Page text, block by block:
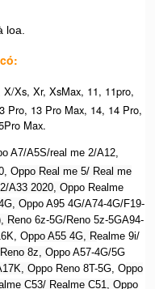
loa.
Xs, Xr, XsMax, 11, 11pro,
Pro, 13 Pro Max, 14, 14 Pro,
Max.
A7/A5S/real me 2/A12,
Oppo Real me 5/ Real me
A33 2020, Oppo Realme
Oppo A95 4G/A74-4G/F19-
Reno 6z-5G/Reno 5z-5GA94-
Oppo A55 4G, Realme 9i/
8z, Oppo A57-4G/5G
Oppo Reno 8T-5G, Oppo
C53/ Realme C51, Oppo